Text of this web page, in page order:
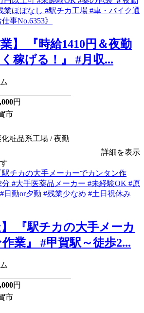
】 『時給1410円＆夜勤
稼げる！』 #月収...
円
市
粧品系工場 / 夜勤
詳細を表示
】 『駅チカの大手メーカ
業』 #甲賀駅～徒歩2...
円
市